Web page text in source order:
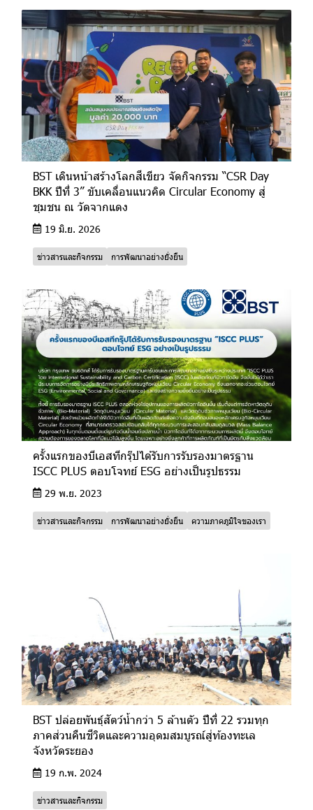
BST เดินหน้าสร้างโลกสีเขียว จัดกิจกรรม “CSR Day
BKK ปีที่ 3” ขับเคลื่อนแนวคิด Circular Economy สู่
ชุมชน ณ วัดจากแดง
19 มิ.ย. 2026
ข่าวสารและกิจกรรม การพัฒนาอย่างยั่งยืน
ครั้งแรกของบีเอสทีกรุ๊ปได้รับการรับรองมาตรฐาน
ISCC PLUS ตอบโจทย์ ESG อย่างเป็นรูปธรรม
29 พ.ย. 2023
ข่าวสารและกิจกรรม การพัฒนาอย่างยั่งยืน ความภาคภูมิใจของเรา
BST ปล่อยพันธุ์สัตว์น้ำกว่า 5 ล้านตัว ปีที่ 22 รวมทุก
ภาคส่วนคืนชีวิตและความอุดมสมบูรณ์สู่ท้องทะเล
จังหวัดระยอง
19 ก.พ. 2024
ข่าวสารและกิจกรรม